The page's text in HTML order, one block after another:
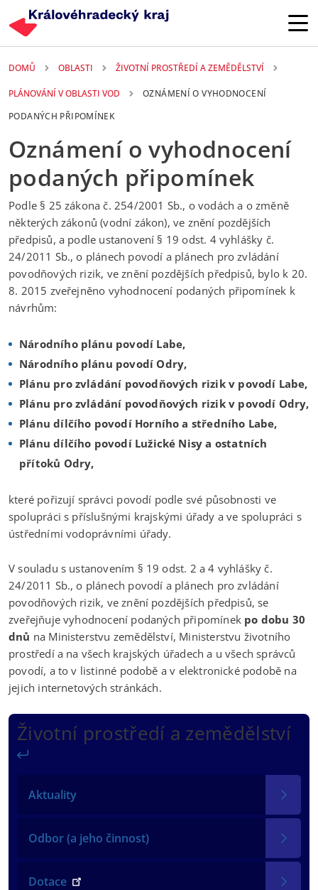
DOMŮ OBLASTI ŽIVOTNÍ PROSTŘEDÍ A ZEMĚDĚLSTVÍ
PLÁNOVÁNÍ V OBLASTI VOD
OZNÁMENÍ O VYHODNOCENÍ
PODANÝCH PŘIPOMÍNEK
Oznámení o vyhodnocení
podaných připomínek
Životní prostředí a zemědělství
Aktuality
Odbor (a jeho činnost)
Dotace
Podle § 25 zákona č. 254/2001 Sb., o vodách a o změně
některých zákonů (vodní zákon), ve znění pozdějších
předpisů, a podle ustanovení § 19 odst. 4 vyhlášky č.
24/2011 Sb., o plánech povodí a plánech pro zvládání
povodňových rizik, ve znění pozdějších předpisů, bylo k 20.
8. 2015 zveřejněno vyhodnocení podaných připomínek k
návrhům:
Národního plánu povodí Labe,
Národního plánu povodí Odry,
Plánu pro zvládání povodňových rizik v povodí Labe,
Plánu pro zvládání povodňových rizik v povodí Odry,
Plánu dílčího povodí Horního a středního Labe,
Plánu dílčího povodí Lužické Nisy a ostatních
přítoků Odry,
které pořizují správci povodí podle své působnosti ve
spolupráci s příslušnými krajskými úřady a ve spolupráci s
ústředními vodoprávními úřady.
V souladu s ustanovením § 19 odst. 2 a 4 vyhlášky č.
24/2011 Sb., o plánech povodí a plánech pro zvládání
povodňových rizik, ve znění pozdějších předpisů, se
zveřejňuje vyhodnocení podaných připomínek po dobu 30
dnů na Ministerstvu zemědělství, Ministerstvu životního
prostředí a na všech krajských úřadech a u všech správců
povodí, a to v listinné podobě a v elektronické podobě na
jejich internetových stránkách.